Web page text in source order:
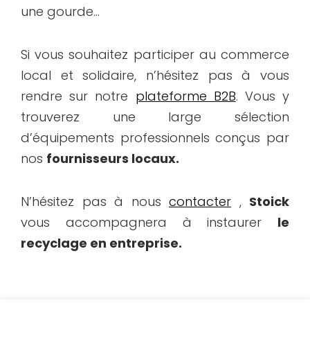
une gourde…
Si vous souhaitez participer au commerce
local et solidaire, n’hésitez pas à vous
rendre sur notre plateforme B2B. Vous y
trouverez une large sélection
d’équipements professionnels conçus par
nos fournisseurs locaux.
N’hésitez pas à nous contacter , Stoick
vous accompagnera à instaurer le
recyclage en entreprise.